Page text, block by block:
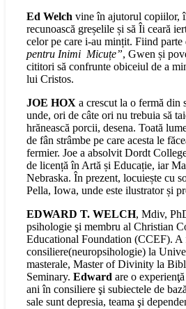
Ed Welch vine în ajutorul copiilor,
recunoască greșelile și să Îi ceară
celor pe care i-au mințit. Fiind parte
pentru Inimi Micuțe”, Gwen și
cititori să confrunte obiceiul de a
lui Cristos.
JOE HOX a crescut la o fermă din
unde, ori de câte ori nu trebuia să
hrănească porcii, desena. Toată
de fân strâmbe pe care acesta le
fermier. Joe a absolvit Dordt
de licență în Artă și Educație, iar
Nebraska. În prezent, locuiește cu
Pella, Iowa, unde este ilustrator și
EDWARD T. WELCH, Mdiv,
psihologie şi membru al Christian
Educational Foundation (CCEF). A
consiliere(neuropsihologie) la
masterale, Master of Divinity la
Seminary. Edward are o
ani în consiliere şi subiectele de
sale sunt depresia, teama şi